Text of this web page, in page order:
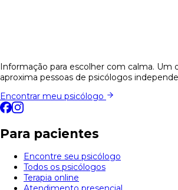
Informação para escolher com calma. Um
aproxima pessoas de psicólogos
Encontrar meu psicólogo
Para pacientes
Encontre seu psicólogo
Todos os psicólogos
Terapia online